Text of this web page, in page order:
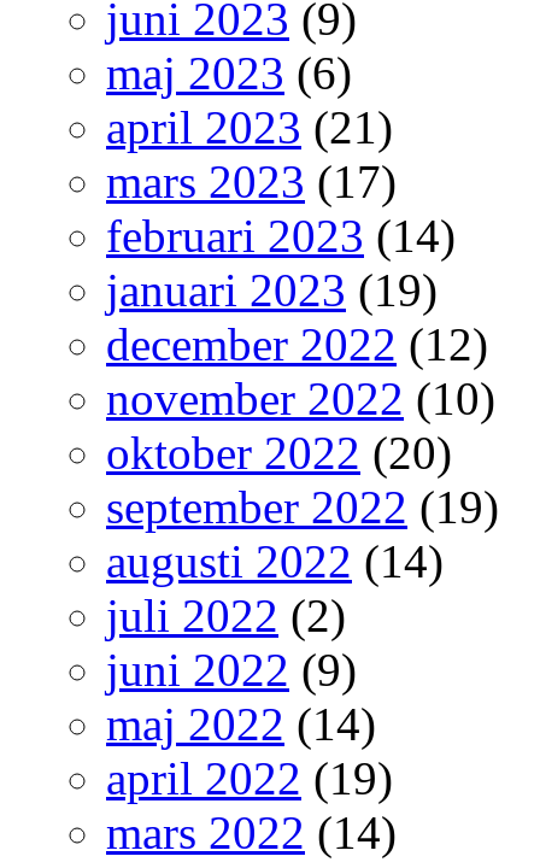
juni 2023 (9)
maj 2023 (6)
april 2023 (21)
mars 2023 (17)
februari 2023 (14)
januari 2023 (19)
december 2022 (12)
november 2022 (10)
oktober 2022 (20)
september 2022 (19)
augusti 2022 (14)
juli 2022 (2)
juni 2022 (9)
maj 2022 (14)
april 2022 (19)
mars 2022 (14)